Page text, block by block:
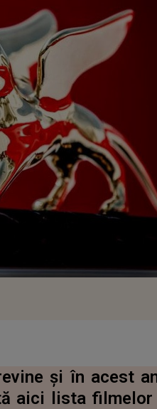
și în acest
aici lista